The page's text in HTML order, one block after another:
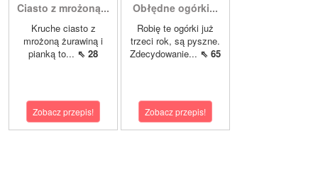
Ciasto z mrożoną...
Kruche ciasto z
mrożoną żurawiną i
pianką to... ⇖ 28
Zobacz przepis!
Obłędne ogórki...
Robię te ogórki już
trzeci rok, są pyszne.
Zdecydowanie... ⇖ 65
Zobacz przepis!